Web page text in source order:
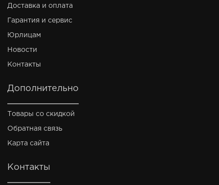
Доставка и оплата
Гарантия и сервис
Юрлицам
Новости
Контакты
Дополнительно
Товары со скидкой
Обратная связь
Карта сайта
Контакты